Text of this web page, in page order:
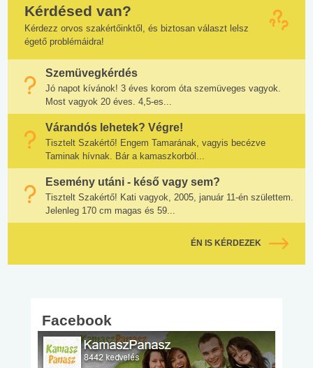
Kérdésed van?
Kérdezz orvos szakértőinktől, és biztosan választ lelsz
égető problémáidra!
Szemüvegkérdés
Jó napot kívánok! 3 éves korom óta szemüveges vagyok.
Most vagyok 20 éves. 4,5-es...
Várandós lehetek? Végre!
Tisztelt Szakértő! Engem Tamarának, vagyis becézve
Taminak hívnak. Bár a kamaszkorból...
Esemény utáni - késő vagy sem?
Tisztelt Szakértő! Kati vagyok, 2005, január 11-én születtem.
Jelenleg 170 cm magas és 59...
ÉN IS KÉRDEZEK
Facebook